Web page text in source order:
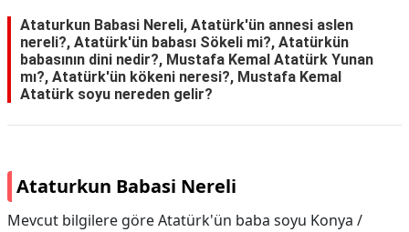
Ataturkun Babasi Nereli, Atatürk'ün annesi aslen
nereli?, Atatürk'ün babası Sökeli mi?, Atatürkün
babasının dini nedir?, Mustafa Kemal Atatürk Yunan
mı?, Atatürk'ün kökeni neresi?, Mustafa Kemal
Atatürk soyu nereden gelir?
Ataturkun Babasi Nereli
Mevcut bilgilere göre Atatürk'ün baba soyu Konya /